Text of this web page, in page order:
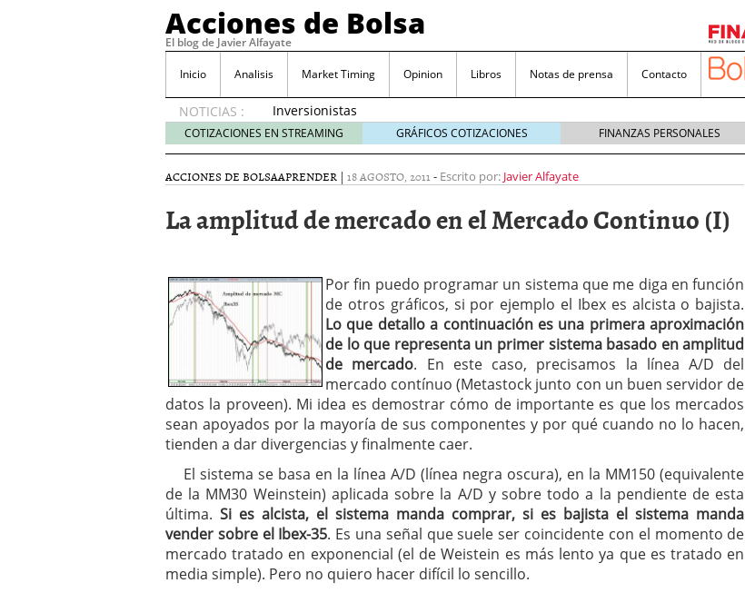
Acciones de Bolsa
El blog de Javier Alfayate
Inicio Analisis Market Timing Opinion Libros Notas de prensa Contacto
NOTICIAS :
Inversionistas
VIP en
México
creciente
por SIFX
Qué es una acción infravalorada y por qué no hay que perderlas de vista
noviembre 30, 2024
Entendiendo los ETF de Bitcoin noviembre 22, 2024
Dividend Kings: empresas que destacan por sus dividendos constantes
noviembre 12, 2024
Descubre RealAdvisor: Una poderosa herramienta para tus inversiones
inmobiliarias septiembre 23, 2024
COTIZACIONES EN STREAMING GRÁFICOS COTIZACIONES FINANZAS PERSONALES
ACCIONES DE BOLSAAPRENDER | 18 AGOSTO, 2011 - Escrito por: Javier Alfayate
La amplitud de mercado en el Mercado Continuo (I)
Por fin puedo programar un sistema que me diga en función
de otros gráficos, si por ejemplo el Ibex es alcista o bajista.
Lo que detallo a continuación es una primera aproximación
de lo que representa un primer sistema basado en amplitud
de mercado. En este caso, precisamos la línea A/D del
mercado contínuo (Metastock junto con un buen servidor de
datos la proveen). Mi idea es demostrar cómo de importante es que los mercados
sean apoyados por la mayoría de sus componentes y por qué cuando no lo hacen,
tienden a dar divergencias y finalmente caer.
El sistema se basa en la línea A/D (línea negra oscura), en la MM150 (equivalente
de la MM30 Weinstein) aplicada sobre la A/D y sobre todo a la pendiente de esta
última.Si es alcista, el sistema manda comprar, si es bajista el sistema manda
vender sobre el Ibex-35. Es una señal que suele ser coincidente con el momento de
mercado tratado en exponencial (el de Weistein es más lento ya que es tratado en
media simple). Pero no quiero hacer difícil lo sencillo.